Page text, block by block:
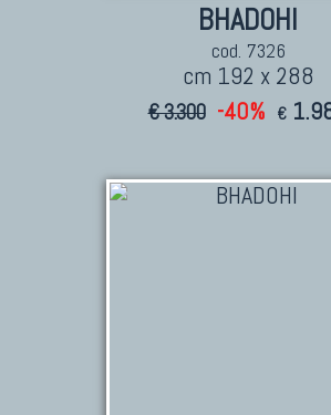
BHADOHI
cod. 7326
cm 192 x 288
€ 3.300 -40% €